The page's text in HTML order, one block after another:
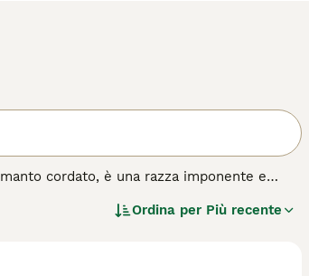
cordato, è una razza imponente e
e gli attacchi di predatori.
Ordina per Più recente